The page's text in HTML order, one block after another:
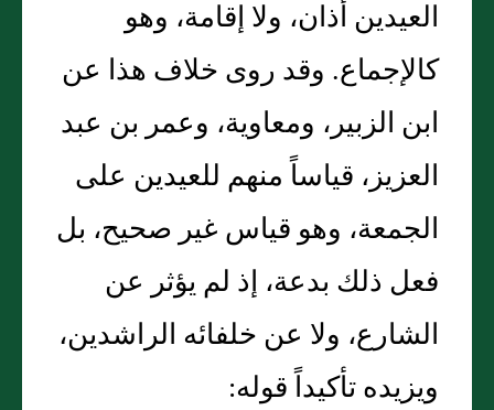
العيدين أذان، ولا إقامة، وهو
كالإجماع. وقد روى خلاف هذا عن
ابن الزبير، ومعاوية، وعمر بن عبد
العزيز، قياساً منهم للعيدين على
الجمعة، وهو قياس غير صحيح، بل
فعل ذلك بدعة، إذ لم يؤثر عن
الشارع، ولا عن خلفائه الراشدين،
ويزيده تأكيداً قوله: